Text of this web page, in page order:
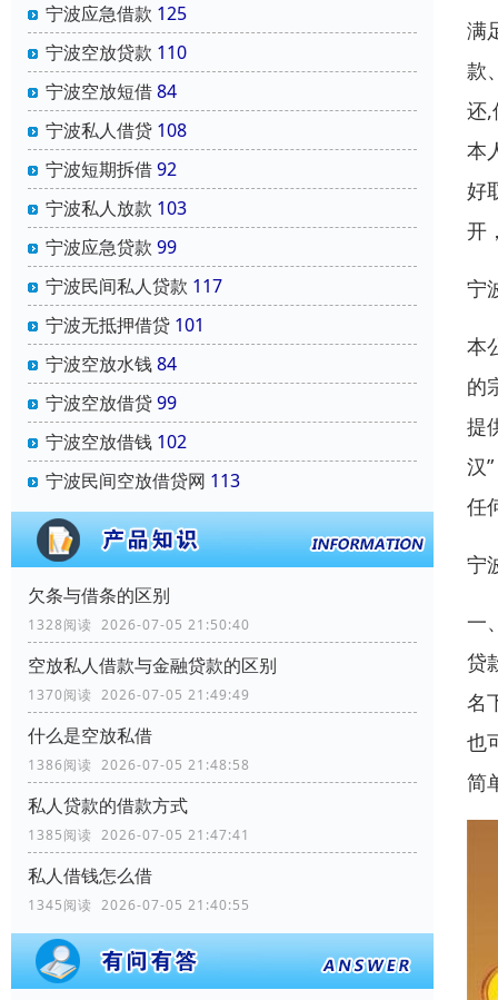
宁波应急借款 125
宁波空放贷款 110
宁波空放短借84
宁波私人借贷 108
宁波短期拆借92
宁波私人放款 103
宁波应急贷款 99
宁波民间私人贷款 117
宁波无抵押借贷 101
宁波空放水钱84
宁波空放借贷99
宁波空放借钱 102
宁波民间空放借贷网 113
欠条与借条的区别
1328阅读 2026-07-05 21:50:40
空放私人借款与金融贷款的区别
1370阅读 2026-07-05 21:49:49
什么是空放私借
1386阅读 2026-07-05 21:48:58
私人贷款的借款方式
1385阅读 2026-07-05 21:47:41
私人借钱怎么借
1345阅读 2026-07-05 21:40:55
满
款
还,
本
好
开
宁
本
的
提
汉
任
宁
一
贷
名
也
简